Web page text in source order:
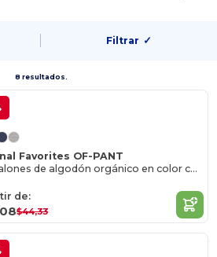
Filtrar ✓
8 resultados.
Favorites OF-PANT
Pantalones de algodón orgánico en color ceniza Heather
de:
$44,33